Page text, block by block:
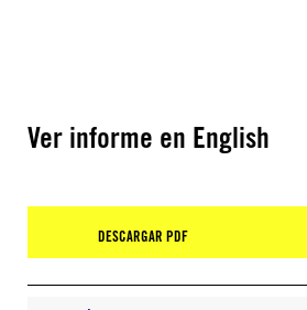
Ver informe en English
DESCARGAR PDF